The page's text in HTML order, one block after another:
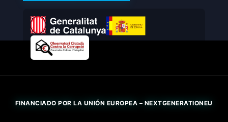
FINANCIADO POR LA UNIÓN EUROPEA – NEXTGENERATIONEU